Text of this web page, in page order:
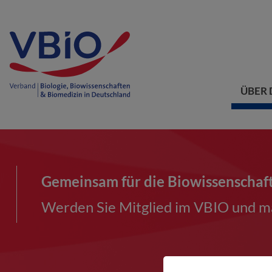
ÜBER
Gemeinsam für die
Werden Sie Mitglied im VBIO und